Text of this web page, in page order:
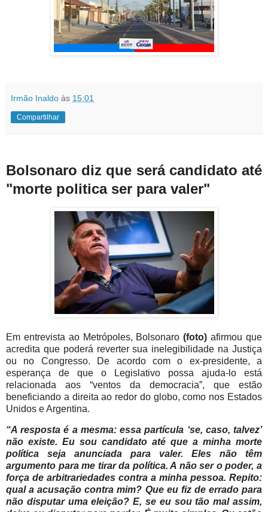
Irmão Inaldo às 15:01
Compartilhar
Bolsonaro diz que será candidato até
"morte politica ser para valer"
Em entrevista ao Metrópoles, Bolsonaro(foto) afirmou que
acredita que poderá reverter sua inelegibilidade na Justiça
ou no Congresso. De acordo com o ex-presidente, a
esperança de que o Legislativo possa ajuda-lo está
relacionada aos “ventos da democracia”, que estão
beneficiando a direita ao redor do globo, como nos Estados
Unidos e Argentina.
“A resposta é a mesma: essa partícula ‘se, caso, talvez’
não existe. Eu sou candidato até que a minha morte
política seja anunciada para valer. Eles não têm
argumento para me tirar da política. A não ser o poder, a
força de arbitrariedades contra a minha pessoa. Repito:
qual a acusação contra mim? Que eu fiz de errado para
não disputar uma eleição? E, se eu sou tão mal assim,